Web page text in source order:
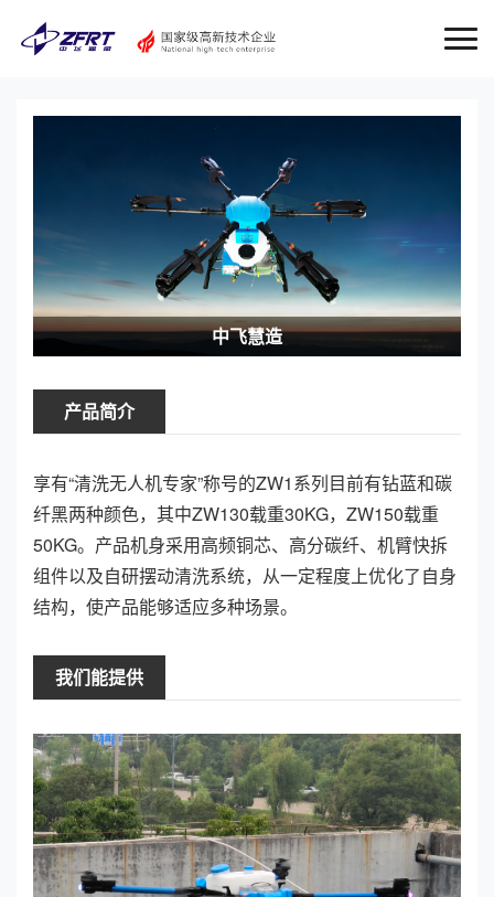
中飞慧造
产品简介
享有“清洗无人机专家”称号的ZW1系列目前有钻蓝和碳
纤黑两种颜色，其中ZW130载重30KG，ZW150载重
50KG。产品机身采用高频铜芯、高分碳纤、机臂快拆
组件以及自研摆动清洗系统，从一定程度上优化了自身
结构，使产品能够适应多种场景。
我们能提供